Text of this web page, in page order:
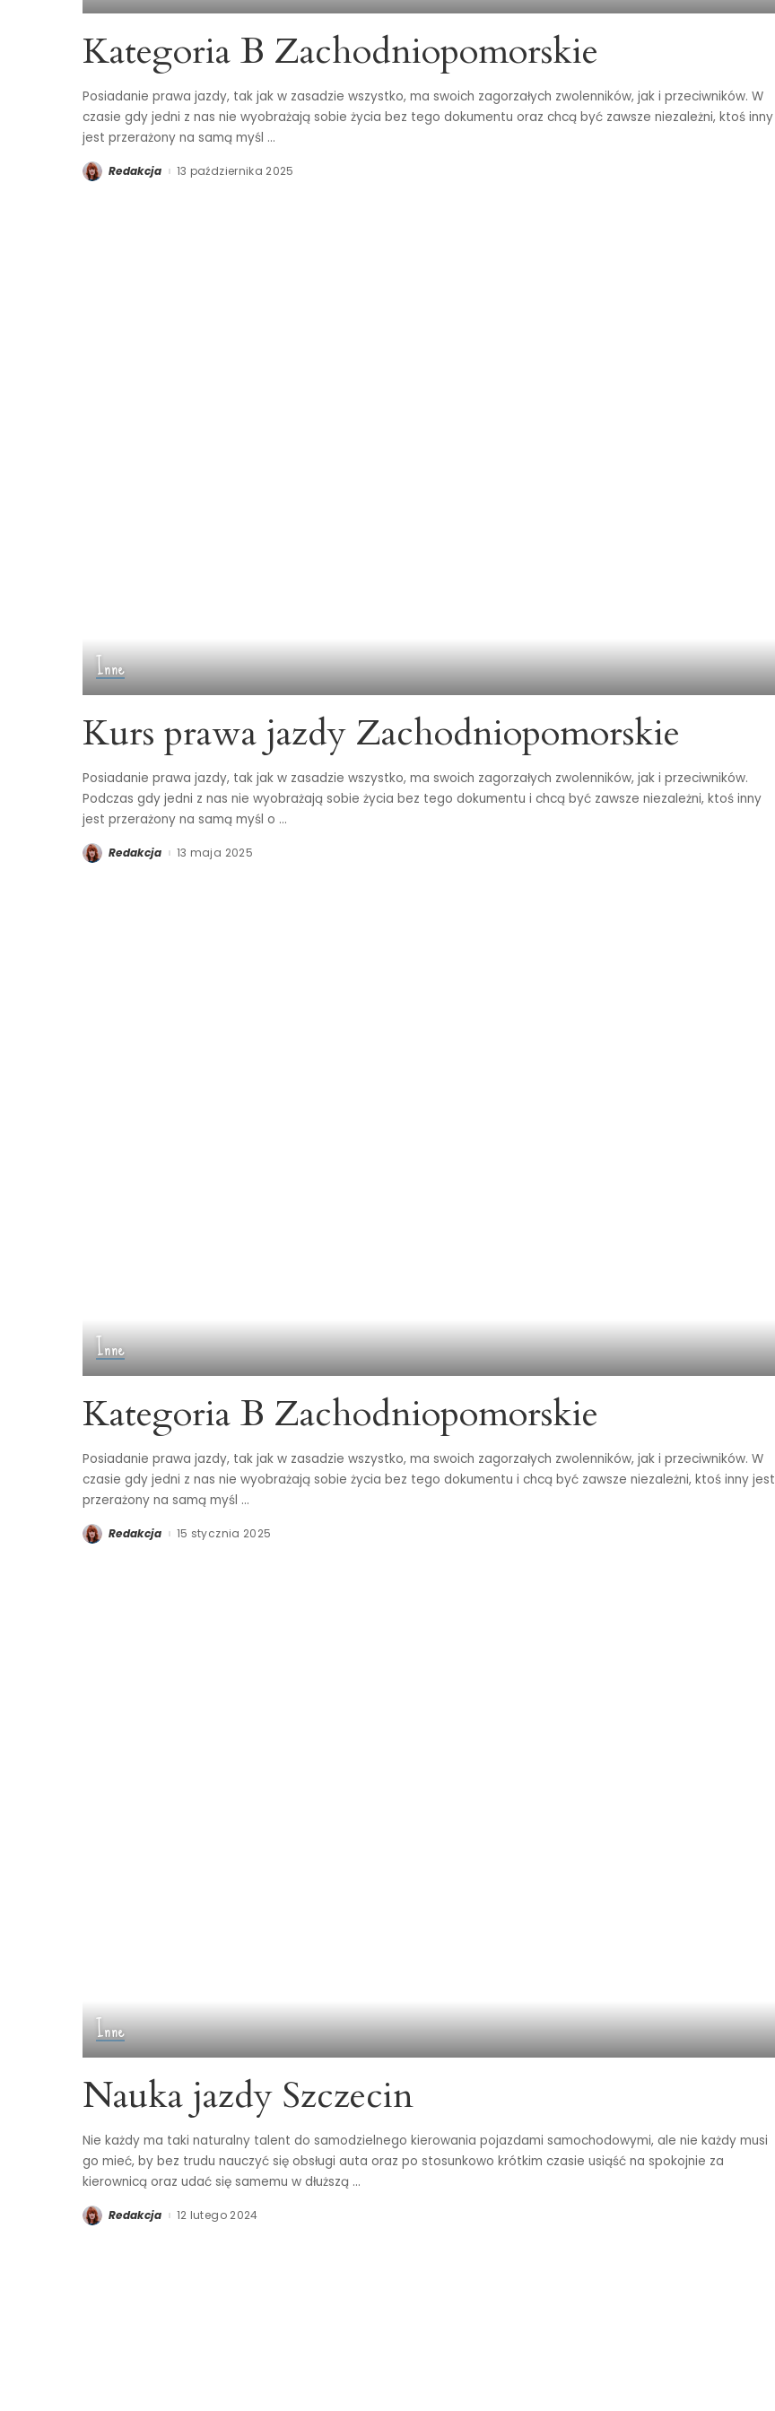
Kategoria B Zachodniopomorskie
Posiadanie prawa jazdy, tak jak w zasadzie wszystko, ma swoich zagorzałych zwolenników, jak i przeciwników. W
czasie gdy jedni z nas nie wyobrażają sobie życia bez tego dokumentu oraz chcą być zawsze niezależni, ktoś inny
jest przerażony na samą myśl ...
Posted
by
Redakcja 13 października 2025
Inne
Kurs prawa jazdy Zachodniopomorskie
Posiadanie prawa jazdy, tak jak w zasadzie wszystko, ma swoich zagorzałych zwolenników, jak i przeciwników.
Podczas gdy jedni z nas nie wyobrażają sobie życia bez tego dokumentu i chcą być zawsze niezależni, ktoś inny
jest przerażony na samą myśl o ...
Posted
by
Redakcja 13 maja 2025
Inne
Kategoria B Zachodniopomorskie
Posiadanie prawa jazdy, tak jak w zasadzie wszystko, ma swoich zagorzałych zwolenników, jak i przeciwników. W
czasie gdy jedni z nas nie wyobrażają sobie życia bez tego dokumentu i chcą być zawsze niezależni, ktoś inny jest
przerażony na samą myśl ...
Posted
by
Redakcja 15 stycznia 2025
Inne
Nauka jazdy Szczecin
Nie każdy ma taki naturalny talent do samodzielnego kierowania pojazdami samochodowymi, ale nie każdy musi
go mieć, by bez trudu nauczyć się obsługi auta oraz po stosunkowo krótkim czasie usiąść na spokojnie za
kierownicą oraz udać się samemu w dłuższą ...
Posted
by
Redakcja 12 lutego 2024